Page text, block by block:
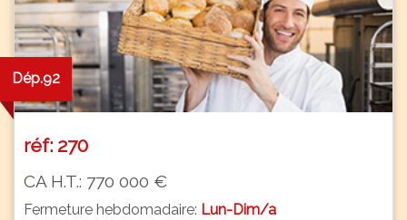
Dép.92
réf: 270
CA H.T.: 770 000 €
Fermeture hebdomadaire: Lun-Dim/a